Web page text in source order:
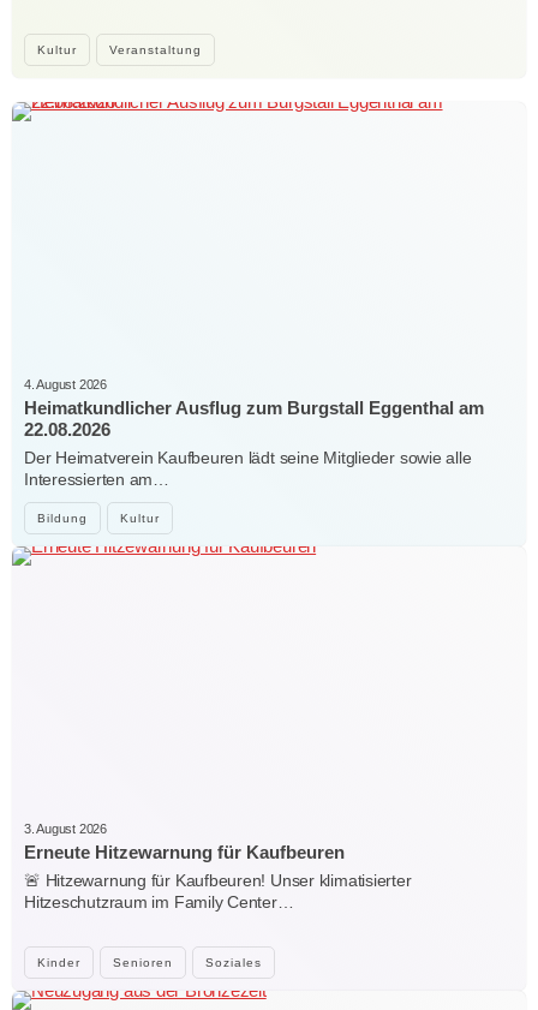
Kultur Veranstaltung
Bildung Kultur
4. August 2026
Heimatkundlicher Ausflug zum Burgstall Eggenthal am
22.08.2026
Der Heimatverein Kaufbeuren lädt seine Mitglieder sowie alle
Interessierten am…
Kinder Senioren Soziales
3. August 2026
Erneute Hitzewarnung für Kaufbeuren
🚨 Hitzewarnung für Kaufbeuren! Unser klimatisierter
Hitzeschutzraum im Family Center…